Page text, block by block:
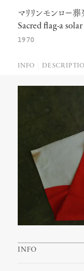
マリリンモンロー葬
Sacred flag-a solar
1970
INFO
INFO